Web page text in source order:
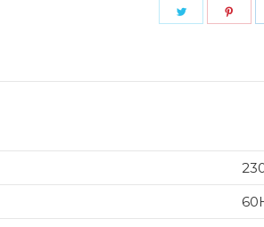
Share